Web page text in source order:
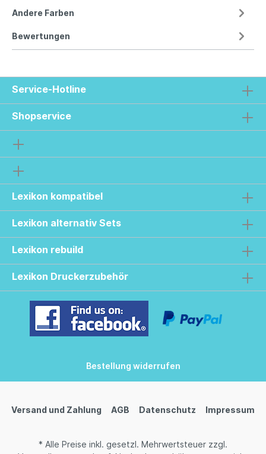
Andere Farben
Bewertungen
Service-Hotline
Shopservice
Lexikon kompatibel
Lexikon alternativ Sets
Lexikon rebuild
Lexikon Druckerzubehör
Bestellung widerrufen
Versand und Zahlung AGB Datenschutz Impressum
* Alle Preise inkl. gesetzl. Mehrwertsteuer zzgl.